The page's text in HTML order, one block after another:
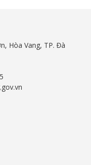
Hòa Vang, TP. Đà